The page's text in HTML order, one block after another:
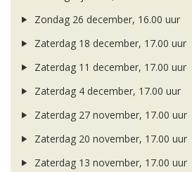
Zondag 26 december, 16.00 uur
Zaterdag 18 december, 17.00 uur
Zaterdag 11 december, 17.00 uur
Zaterdag 4 december, 17.00 uur
Zaterdag 27 november, 17.00 uur
Zaterdag 20 november, 17.00 uur
Zaterdag 13 november, 17.00 uur